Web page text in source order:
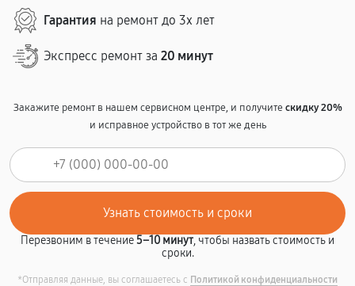
Гарантия на ремонт до 3х лет
Экспресс ремонт за 20 минут
Закажите ремонт в нашем сервисном центре, и получитескидку 20%
и исправное устройство в тот же день
Перезвоним в течение5–10 минут, чтобы назвать стоимость и
сроки.
*Отправляя данные, вы соглашаетесь с Политикой конфиденциальности